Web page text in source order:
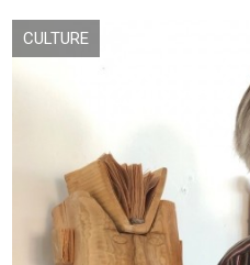
CULTURE